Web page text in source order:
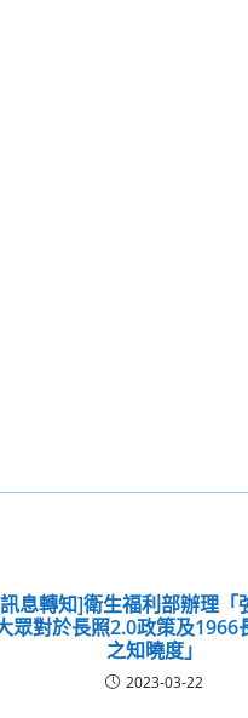
息轉知]衛生福利部辦理「
眾對於長照2.0政策及1966
之知曉度」
2023-03-22